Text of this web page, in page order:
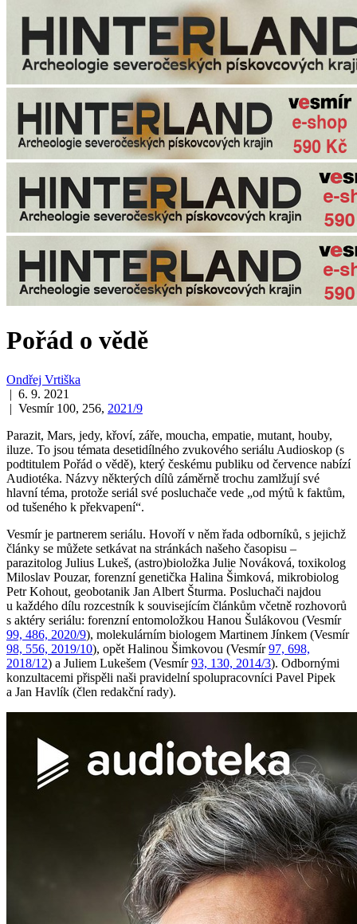
Pořád o vědě
Ondřej Vrtiška
| 6. 9. 2021
| Vesmír 100, 256, 2021/9
Parazit, Mars, jedy, křoví, záře, moucha, empatie, mutant, houby,
iluze. To jsou témata desetidílného zvukového seriálu Audioskop (s
podtitulem Pořád o vědě), který českému publiku od července nabízí
Audiotéka. Názvy některých dílů záměrně trochu zamlžují své
hlavní téma, protože seriál své posluchače vede „od mýtů k faktům,
od tušeného k překvapení“.
Vesmír je partnerem seriálu. Hovoří v něm řada odborníků, s jejichž
články se můžete setkávat na stránkách našeho časopisu –
parazitolog Julius Lukeš, (astro)bioložka Julie Nováková, toxikolog
Miloslav Pouzar, forenzní genetička Halina Šimková, mikrobiolog
Petr Kohout, geobotanik Jan Albert Šturma. Posluchači najdou
u každého dílu rozcestník k souvisejícím článkům včetně rozhovorů
s aktéry seriálu: forenzní entomoložkou Hanou Šulákovou (Vesmír
99, 486, 2020/9), molekulárním biologem Martinem Jínkem (Vesmír
98, 556, 2019/10), opět Halinou Šimkovou (Vesmír97, 698,
2018/12) a Juliem Lukešem (Vesmír93, 130, 2014/3). Odbornými
konzultacemi přispěli naši pravidelní spolupracovníci Pavel Pipek
a Jan Havlík (člen redakční rady).